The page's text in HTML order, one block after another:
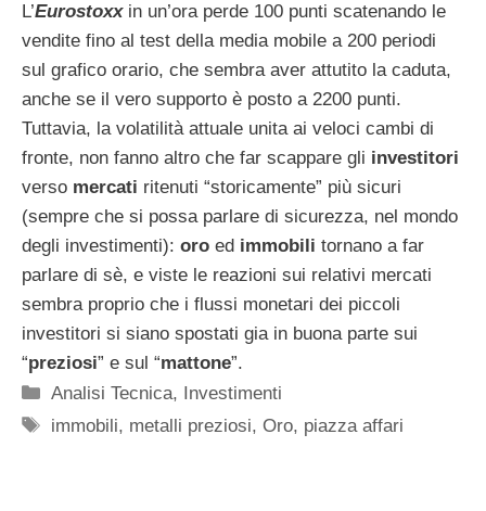
L’Eurostoxxin un’ora perde 100 punti scatenando le
vendite fino al test della media mobile a 200 periodi
sul grafico orario, che sembra aver attutito la caduta,
anche se il vero supporto è posto a 2200 punti.
Tuttavia, la volatilità attuale unita ai veloci cambi di
fronte, non fanno altro che far scappare gli investitori
verso mercati ritenuti “storicamente” più sicuri
(sempre che si possa parlare di sicurezza, nel mondo
degli investimenti): oro ed immobili tornano a far
parlare di sè, e viste le reazioni sui relativi mercati
sembra proprio che i flussi monetari dei piccoli
investitori si siano spostati gia in buona parte sui
“preziosi” e sul “mattone”.
Categorie
Analisi Tecnica, Investimenti
Tag
immobili, metalli preziosi,Oro, piazza affari